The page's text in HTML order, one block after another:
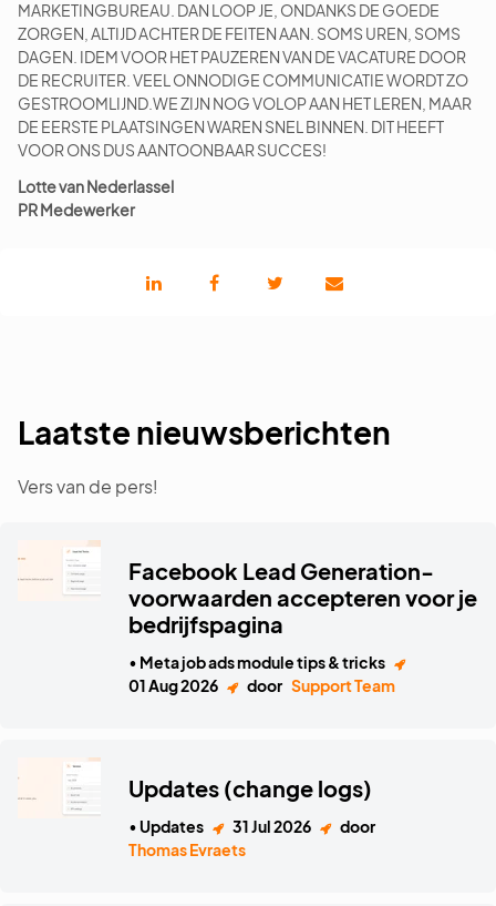
MARKETINGBUREAU. DAN LOOP JE, ONDANKS DE GOEDE
ZORGEN, ALTIJD ACHTER DE FEITEN AAN. SOMS UREN, SOMS
DAGEN. IDEM VOOR HET PAUZEREN VAN DE VACATURE DOOR
DE RECRUITER. VEEL ONNODIGE COMMUNICATIE WORDT ZO
GESTROOMLIJND.WE ZIJN NOG VOLOP AAN HET LEREN, MAAR
DE EERSTE PLAATSINGEN WAREN SNEL BINNEN. DIT HEEFT
VOOR ONS DUS AANTOONBAAR SUCCES!
Lotte van Nederlassel
PR Medewerker
Laatste nieuwsberichten
Vers van de pers!
Facebook Lead Generation-
voorwaarden accepteren voor je
bedrijfspagina
• Meta job ads module tips & tricks
01 Aug 2026
door Support Team
Updates (change logs)
• Updates 31 Jul 2026
door
Thomas Evraets